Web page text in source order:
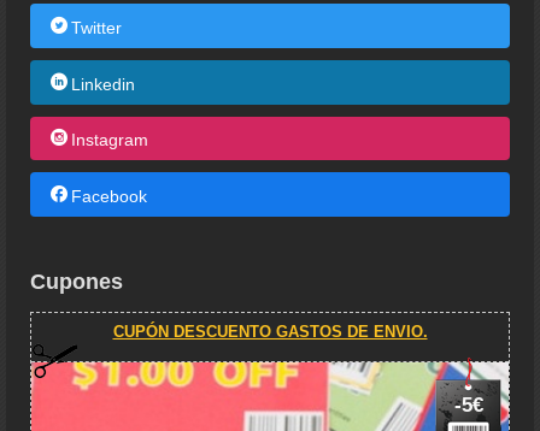
Twitter
Linkedin
Instagram
Facebook
Cupones
CUPÓN DESCUENTO GASTOS DE ENVIO.
-5€